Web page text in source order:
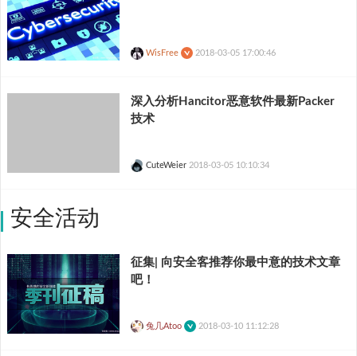
WisFree 2018-03-05 17:00:46
深入分析Hancitor恶意软件最新Packer
技术
CuteWeier 2018-03-05 10:10:34
安全活动
征集| 向安全客推荐你最中意的技术文章
吧！
兔几Atoo 2018-03-10 11:12:28